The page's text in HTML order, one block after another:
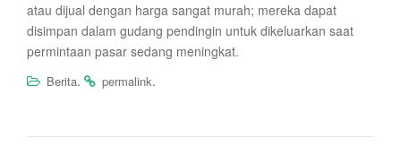
atau dijual dengan harga sangat murah; mereka dapat
disimpan dalam gudang pendingin untuk dikeluarkan saat
permintaan pasar sedang meningkat.
Berita. permalink.